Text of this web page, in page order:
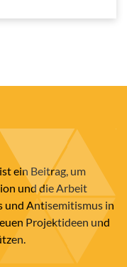
ein Beitrag, um
und die Arbeit
und Antisemitismus in
Projektideen und